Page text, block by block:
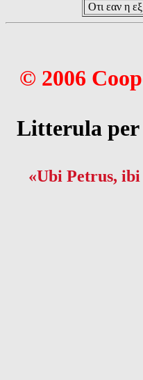
Οτι εαν η
© 2006
Litterula
«Ubi Petrus,